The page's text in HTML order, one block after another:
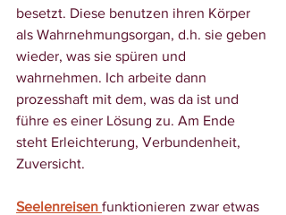
besetzt. Diese benutzen ihren Körper
als Wahrnehmungsorgan, d.h. sie geben
wieder, was sie spüren und
wahrnehmen. Ich arbeite dann
prozesshaft mit dem, was da ist und
führe es einer Lösung zu. Am Ende
steht Erleichterung, Verbundenheit,
Zuversicht.
Seelenreisen funktionieren zwar etwas